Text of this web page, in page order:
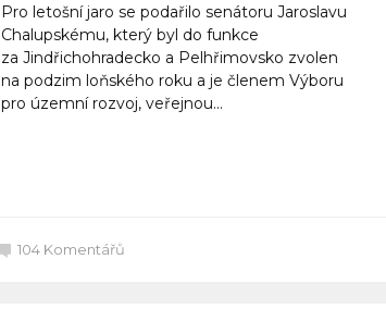
Pro letošní jaro se podařilo senátoru Jaroslavu
Chalupskému, který byl do funkce
za Jindřichohradecko a Pelhřimovsko zvolen
na podzim loňského roku a je členem Výboru
pro územní rozvoj, veřejnou...
104 Komentářů